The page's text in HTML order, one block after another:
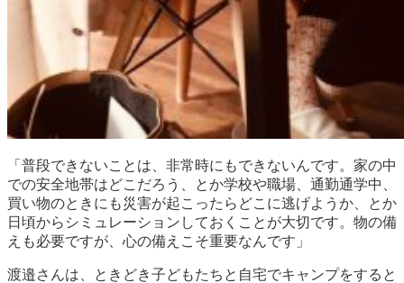
「普段できないことは、非常時にもできないんです。家の中
での安全地帯はどこだろう、とか学校や職場、通勤通学中、
買い物のときにも災害が起こったらどこに逃げようか、とか
日頃からシミュレーションしておくことが大切です。物の備
えも必要ですが、心の備えこそ重要なんです」
渡邉さんは、ときどき子どもたちと自宅でキャンプをすると